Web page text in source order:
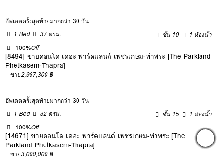
อัพเดตครั้งสุดท้ายมากกว่า 30 วัน
1 Bed
37 ตรม. ชั้น 10
1 ห้องน้ำ
100%Off
[8494] ขายคอนโด เดอะ พาร์คแลนด์ เพชรเกษม-ท่าพระ [The Parkland
Phetkasem-Thapra]
ขาย2,987,300 ฿
อัพเดตครั้งสุดท้ายมากกว่า 30 วัน
1 Bed
32 ตรม. ชั้น 15
1 ห้องน้ำ
100%Off
[14671] ขายคอนโด เดอะ พาร์คแลนด์ เพชรเกษม-ท่าพระ [The
Parkland Phetkasem-Thapra]
ขาย3,000,000 ฿